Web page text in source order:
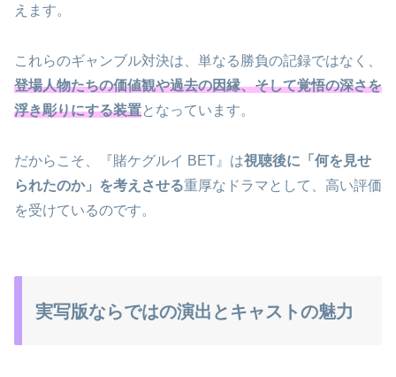
えます。
これらのギャンブル対決は、単なる勝負の記録ではなく、
登場人物たちの価値観や過去の因縁、そして覚悟の深さを
浮き彫りにする装置となっています。
だからこそ、『賭ケグルイ BET』は視聴後に「何を見せ
られたのか」を考えさせる重厚なドラマとして、高い評価
を受けているのです。
実写版ならではの演出とキャストの魅力